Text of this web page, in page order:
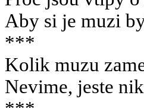
Aby si je muzi
***
Kolik muzu
Nevime, jeste